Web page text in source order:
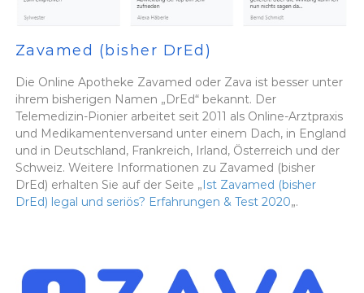
Zavamed (bisher DrEd)
Die Online Apotheke Zavamed oder Zava ist besser unter
ihrem bisherigen Namen „DrEd“ bekannt. Der
Telemedizin-Pionier arbeitet seit 2011 als Online-Arztpraxis
und Medikamentenversand unter einem Dach, in England
und in Deutschland, Frankreich, Irland, Österreich und der
Schweiz. Weitere Informationen zu Zavamed (bisher
DrEd) erhalten Sie auf der Seite „ Ist Zavamed (bisher
DrEd) legal und seriös? Erfahrungen & Test 2020„.